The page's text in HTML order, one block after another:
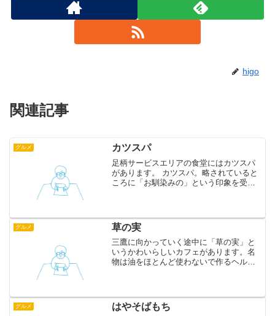
higo
関連記事
グルメ カツスパ
足柄サービスエリアの食堂にはカツスパ
があります。 カツスパ。略されていると
ころに「お馴染みの」という印象を受け
カツが乗っていました。...
グルメ 草の実
三鷹に向かっていく途中に「草の実」と
いうかわいらしいカフェがあります。名
物は油をほとんど使わないで作るヘルシ
コーヒーはまさに至福です...
グルメ はやそばもち